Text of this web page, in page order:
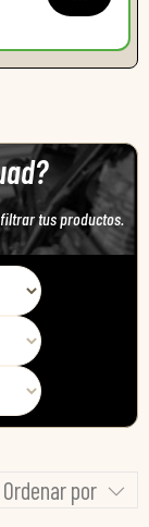
tus productos.
Ordenar por